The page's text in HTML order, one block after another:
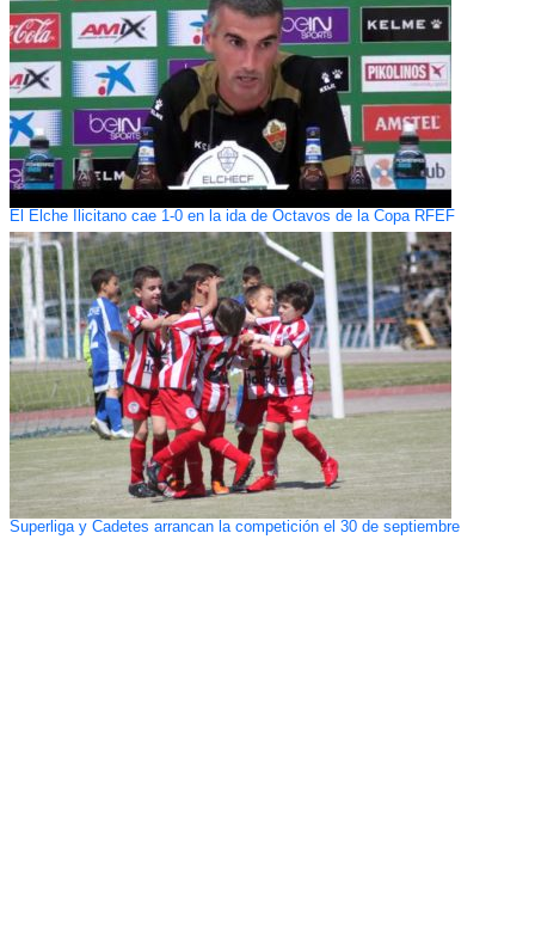
El Elche Ilicitano cae 1-0 en la ida de Octavos de la Copa RFEF
Superliga y Cadetes arrancan la competición el 30 de septiembre